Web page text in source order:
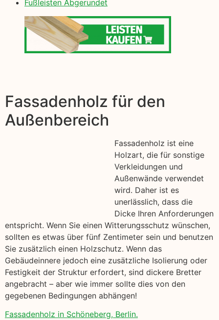
Fußleisten Abgerundet
Fassadenholz für den
Außenbereich
Fassadenholz ist eine
Holzart, die für sonstige
Verkleidungen und
Außenwände verwendet
wird. Daher ist es
unerlässlich, dass die
Dicke Ihren Anforderungen
entspricht. Wenn Sie einen Witterungsschutz wünschen,
sollten es etwas über fünf Zentimeter sein und benutzen
Sie zusätzlich einen Holzschutz. Wenn das
Gebäudeinnere jedoch eine zusätzliche Isolierung oder
Festigkeit der Struktur erfordert, sind dickere Bretter
angebracht – aber wie immer sollte dies von den
gegebenen Bedingungen abhängen!
Fassadenholz in Schöneberg, Berlin.